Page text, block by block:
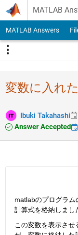
Skip to content
MATLAB
MATLAB Answers
変数に入れ
Ibuki Takahashi
Answer Accepted
matlabのプログラム
計算式を格納しまし
この変数を表示さ